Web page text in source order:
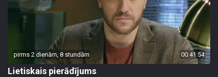
pirms 2 dienām, 8 stundām 00:41:54
Lietiskais pierādījums